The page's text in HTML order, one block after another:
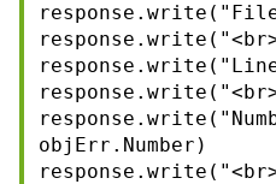
objErr.Number)